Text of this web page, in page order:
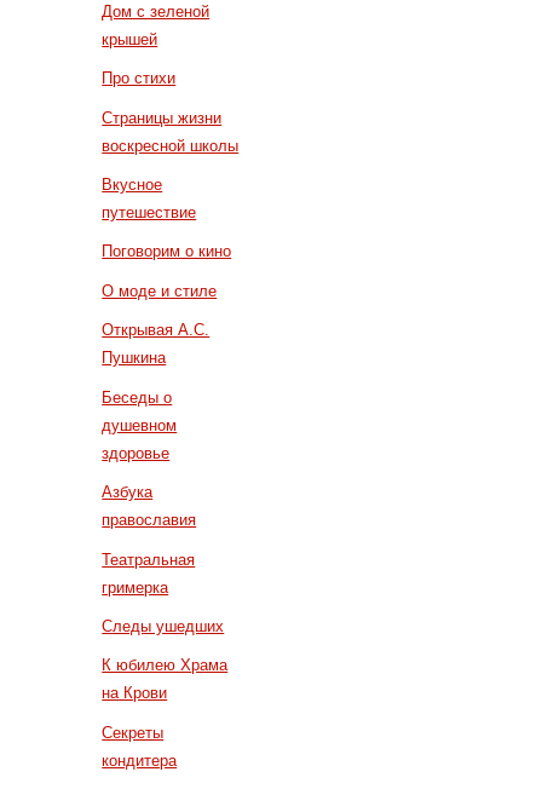
Дом с зеленой
крышей
Про стихи
Страницы жизни
воскресной школы
Вкусное
путешествие
Поговорим о кино
О моде и стиле
Открывая А.С.
Пушкина
Беседы о
душевном
здоровье
Азбука
православия
Театральная
гримерка
Следы ушедших
К юбилею Храма
на Крови
Секреты
кондитера